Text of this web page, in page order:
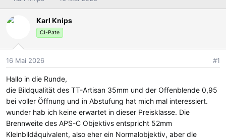
r
s
l
e
r
r
s
t
e
l
t
a
m
Karl Knips
CI-Pate
16 Mai 2026 #1
Hallo in die Runde,
die Bildqualität des TT-Artisan 35mm und der Offenblende 0,95
bei voller Öffnung und in Abstufung hat mich mal interessiert.
wunder hab ich keine erwartet in dieser Preisklasse. Die
Brennweite des APS-C Objektivs entspricht 52mm
Kleinbildäquivalent, also eher ein Normalobjektiv, aber die